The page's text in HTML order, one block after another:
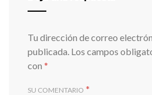
Tu dirección de correo
publicada. Los campos
con *
SU COMENTARIO *